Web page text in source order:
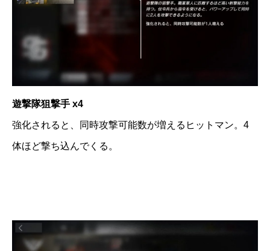
遊撃隊狙撃手 x4
強化されると、同時攻撃可能数が増えるヒットマン。4
体ほど撃ち込んでくる。